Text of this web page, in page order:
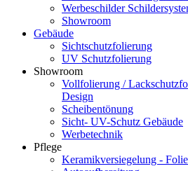
Werbeschilder
Showroom
Gebäude
Sichtschutzfolierung
UV Schutzfolierung
Showroom
Vollfolierung /
Design
Scheibentönung
Sicht- UV-Schutz Gebäude
Werbetechnik
Pflege
Keramikversiegelung - Folie